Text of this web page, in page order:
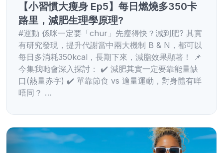
【小習慣大瘦身 Ep5】每日燃燒多350卡
路里，減肥生理學原理?
#運動 係咪一定要「chur」先瘦得快？減到肥? 其實
有研究發現，提升代謝當中兩大機制 B & N，都可以
每日多消耗350kcal，長期下來，減脂效果顯著！ 📌
今集我哋會深入探討： ✔️ 減肥其實一定要靠能量缺
口(熱量赤字) ✔️ 單靠節食 vs 適量運動，對身體有咩
唔同？ …